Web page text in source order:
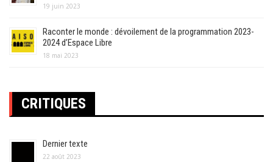
19 juin 2023
Raconter le monde : dévoilement de la programmation 2023-
2024 d’Espace Libre
18 mai 2023
CRITIQUES
Dernier texte
22 août 2023